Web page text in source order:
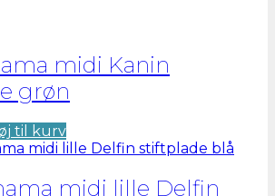
midi Kanin
grøn
til kurv
midi lille Delfin